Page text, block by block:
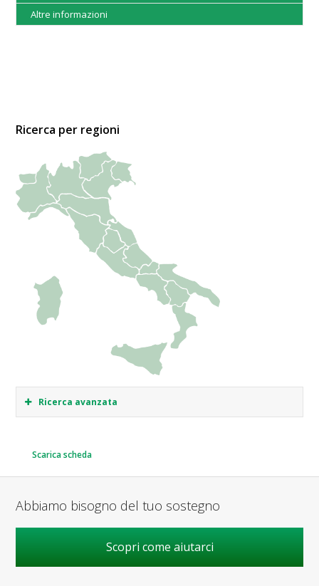
Altre informazioni
Ricerca per regioni
Ricerca avanzata
Scarica scheda
Abbiamo bisogno del tuo sostegno
Scopri come aiutarci